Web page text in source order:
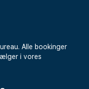
Alle bookinger
i vores